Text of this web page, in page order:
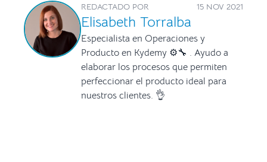
REDACTADO POR 15 NOV 2021
Elisabeth Torralba
Especialista en Operaciones y
Producto en Kydemy ⚙🔧 . Ayudo a
elaborar los procesos que permiten
perfeccionar el producto ideal para
nuestros clientes. 👌